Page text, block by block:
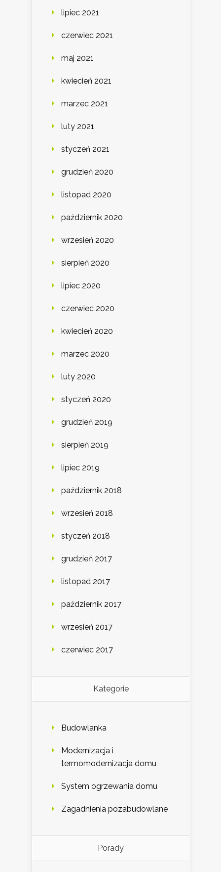
lipiec 2021
czerwiec 2021
maj 2021
kwiecień 2021
marzec 2021
luty 2021
styczeń 2021
grudzień 2020
listopad 2020
październik 2020
wrzesień 2020
sierpień 2020
lipiec 2020
czerwiec 2020
kwiecień 2020
marzec 2020
luty 2020
styczeń 2020
grudzień 2019
sierpień 2019
lipiec 2019
październik 2018
wrzesień 2018
styczeń 2018
grudzień 2017
listopad 2017
październik 2017
wrzesień 2017
czerwiec 2017
Kategorie
Budowlanka
Modernizacja i
termomodernizacja domu
System ogrzewania domu
Zagadnienia pozabudowlane
Porady